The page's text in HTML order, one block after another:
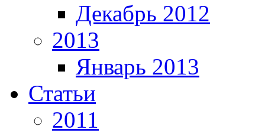
Декабрь 2012
2013
Январь 2013
Статьи
2011